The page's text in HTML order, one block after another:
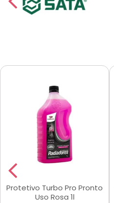
Protetivo Turbo Pro Pronto
Uso Rosa 1l